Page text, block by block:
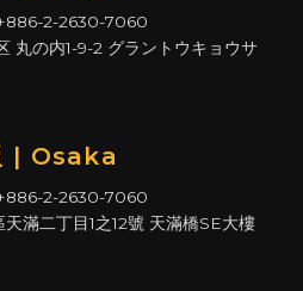
2-2630-7060
丸の内1-9-2 グラントウキョウサ
| Osaka
2-2630-7060
滿二丁目1之12號 天滿橋SE大樓